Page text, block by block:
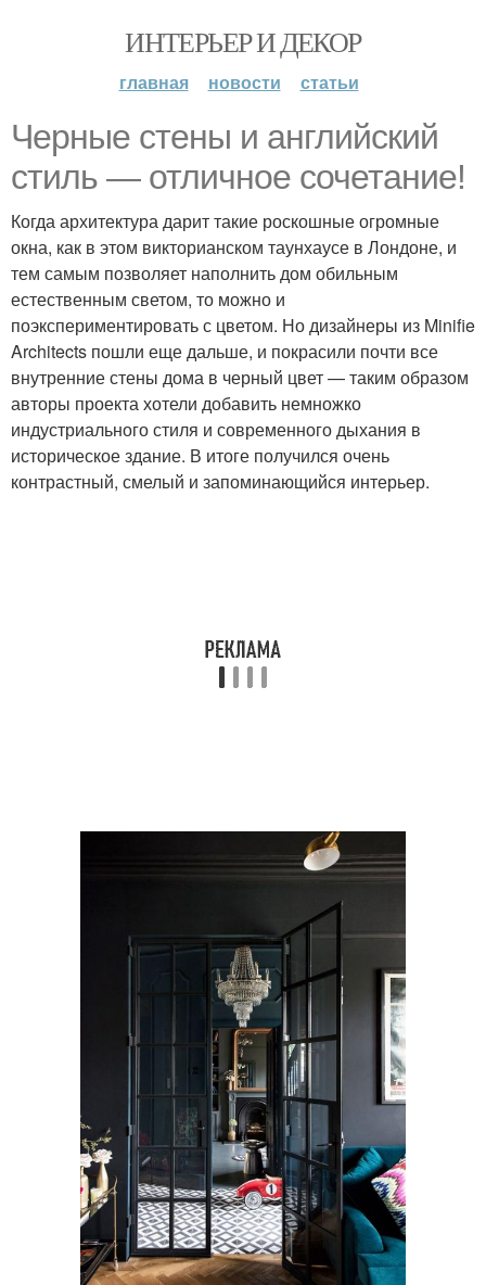
ИНТЕРЬЕР И ДЕКОР
главная новости статьи
Черные стены и английский
стиль — отличное сочетание!
Когда архитектура дарит такие роскошные огромные
окна, как в этом викторианском таунхаусе в Лондоне, и
тем самым позволяет наполнить дом обильным
естественным светом, то можно и
поэкспериментировать с цветом. Но дизайнеры из Minifie
Architects пошли еще дальше, и покрасили почти все
внутренние стены дома в черный цвет — таким образом
авторы проекта хотели добавить немножко
индустриального стиля и современного дыхания в
историческое здание. В итоге получился очень
контрастный, смелый и запоминающийся интерьер.